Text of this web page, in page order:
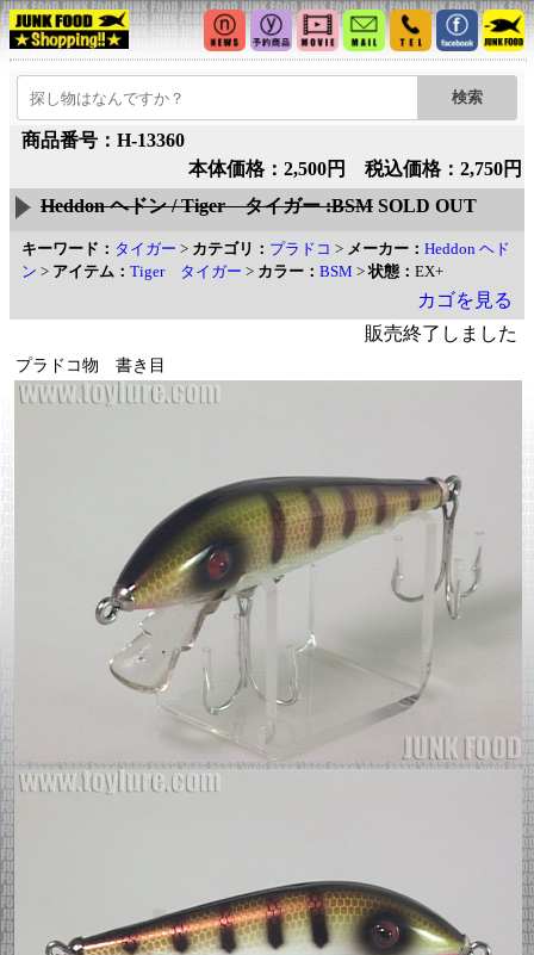
商品番号：H-13360
本体価格：2,500円 税込価格：2,750円
Heddon ヘドン / Tiger タイガー :BSM SOLD OUT
キーワード： タイガー > カテゴリ： プラドコ > メーカー： Heddon ヘド
ン > アイテム： Tiger タイガー > カラー： BSM >状態： EX+
カゴを見る
販売終了しました
プラドコ物 書き目